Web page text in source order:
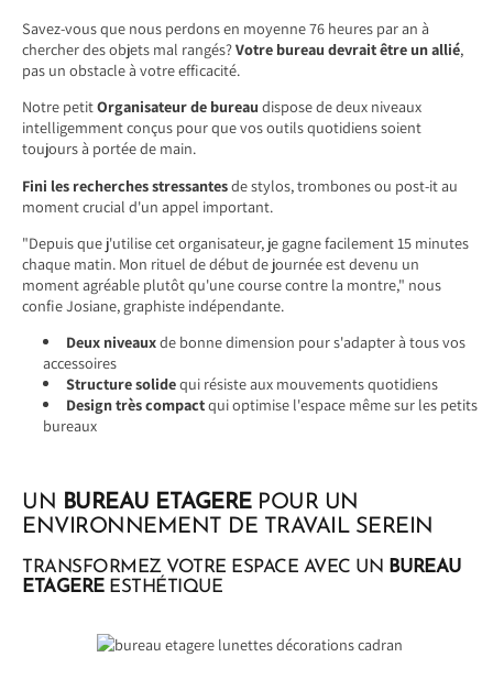
Savez-vous que nous perdons en moyenne 76 heures par an à
chercher des objets mal rangés?Votre bureau devrait être un allié,
pas un obstacle à votre efficacité.
Notre petitOrganisateur de bureau dispose de deux niveaux
intelligemment conçus pour que vos outils quotidiens soient
toujours à portée de main.
Fini les recherches stressantesde stylos, trombones ou post-it au
moment crucial d'un appel important.
"Depuis que j'utilise cet organisateur, je gagne facilement 15 minutes
chaque matin. Mon rituel de début de journée est devenu un
moment agréable plutôt qu'une course contre la montre," nous
confie Josiane, graphiste indépendante.
Deux niveauxde bonne dimension pour s'adapter à tous vos
accessoires
Structure solidequi résiste aux mouvements quotidiens
Design très compactqui optimise l'espace même sur les petits
bureaux
UN BUREAU ETAGEREPOUR UN
ENVIRONNEMENT DE TRAVAIL SEREIN
TRANSFORMEZ VOTRE ESPACE AVEC UN BUREAU
ETAGERE ESTHÉTIQUE